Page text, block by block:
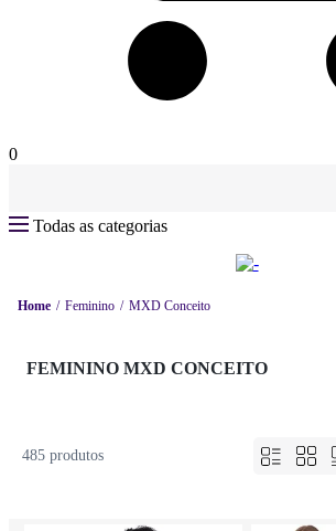
0
Todas as categorias
Home Feminino MXD Conceito
FEMININO MXD CONCEITO
485 produtos